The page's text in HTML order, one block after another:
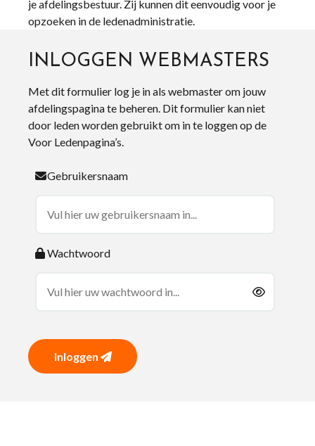
je afdelingsbestuur. Zij kunnen dit eenvoudig voor je
opzoeken in de ledenadministratie.
INLOGGEN WEBMASTERS
Met dit formulier log je in als webmaster om jouw
afdelingspagina te beheren. Dit formulier kan niet
door leden worden gebruikt om in te loggen op de
Voor Ledenpagina’s.
Gebruikersnaam
Wachtwoord
Inloggen